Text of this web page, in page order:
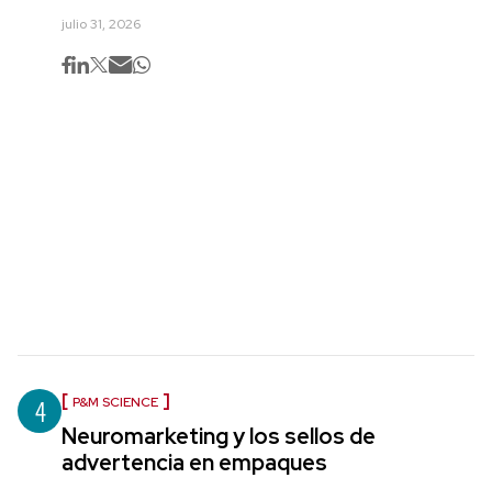
julio 31, 2026
4 P&M SCIENCE
Neuromarketing y los sellos de
advertencia en empaques